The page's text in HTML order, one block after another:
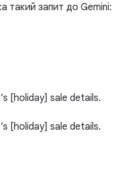
такий запит до Gemini:
[holiday] sale details.
[holiday] sale details.